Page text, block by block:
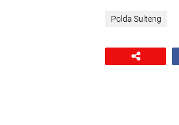
Polda Sulteng